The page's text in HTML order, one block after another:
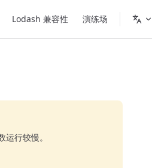
Lodash 兼容性 演练场
运行较慢。